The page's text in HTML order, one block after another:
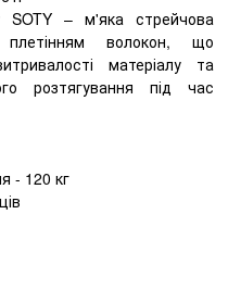
SOTY – м'яка стрейчова
волокон, що
матеріалу та
розтягування під час
- 120 кг